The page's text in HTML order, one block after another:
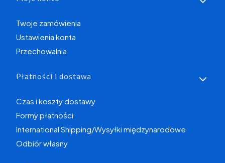
Twoje zamówienia
Ustawienia konta
Przechowalnia
Płatności i dostawa
Czas i koszty dostawy
Formy płatności
International Shipping/Wysyłki międzynarodowe
Odbiór własny